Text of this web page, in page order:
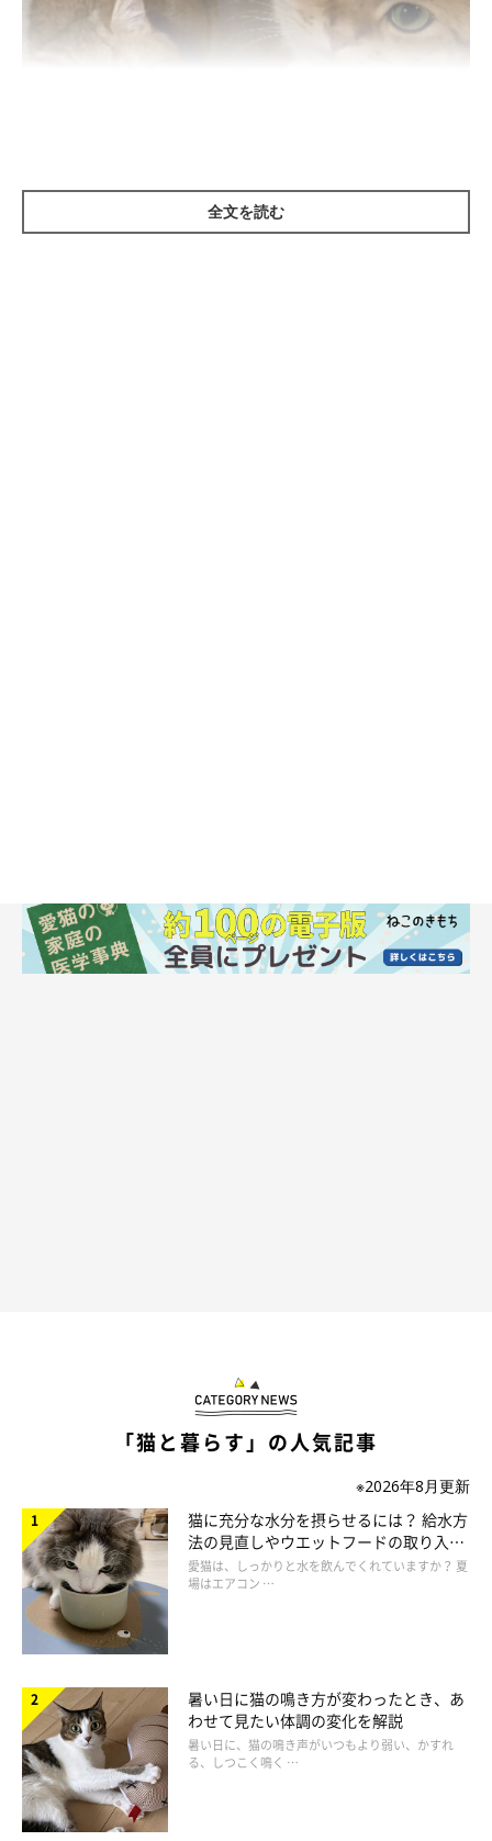
ねこのきもち投稿写真ギャラリー
先述したように、定期的に歯垢を取り除くためにも、できれば週
に2～3回ほど、歯ブラシを使った歯磨きをすることが理想的で
す。
歯磨きに慣れるまでは猫の好きな味を利用して、とくに歯垢が付
きやすい部位（上の奥の歯）だけ行ってもいいでしょう。
全文を読む
「猫と暮らす」の人気記事
※2026年8月更新
猫に充分な水分を摂らせるには？ 給水方
法の見直しやウエットフードの取り入れ
方を解説
愛猫は、しっかりと水を飲んでくれていますか？ 夏
場はエアコン …
暑い日に猫の鳴き方が変わったとき、あ
わせて見たい体調の変化を解説
暑い日に、猫の鳴き声がいつもより弱い、かすれ
る、しつこく鳴く …